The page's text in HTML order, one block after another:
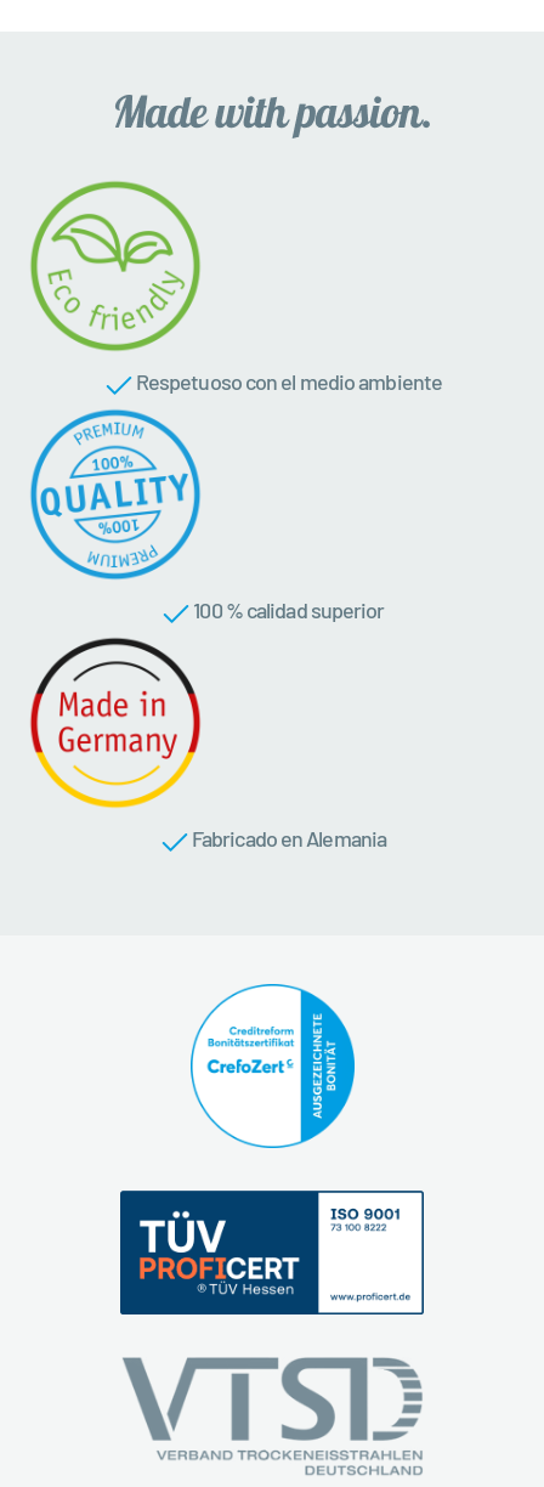
Respetuoso con el medio ambiente
100 % calidad superior
Fabricado en Alemania